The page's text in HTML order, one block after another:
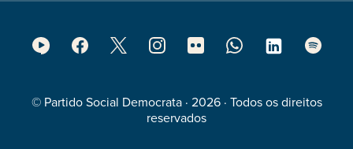
© Partido Social Democrata · 2026 · Todos os direitos
reservados
Footer
Media